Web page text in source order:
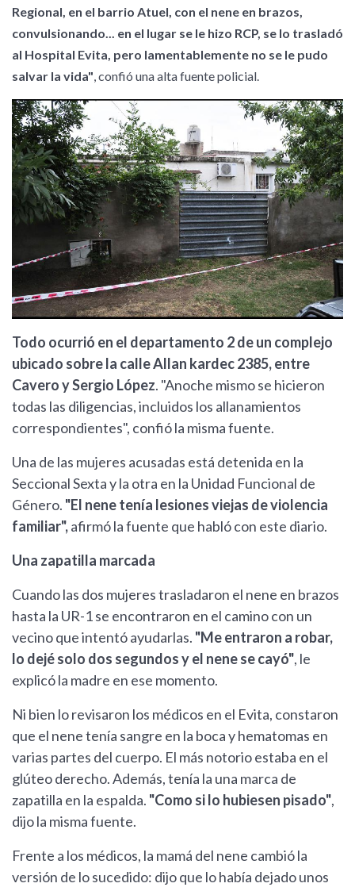
Regional, en el barrio Atuel, con el nene en brazos,
convulsionando... en el lugar se le hizo RCP, se lo trasladó
al Hospital Evita, pero lamentablemente no se le pudo
salvar la vida", confió una alta fuente policial.
Todo ocurrió en el departamento 2 de un complejo
ubicado sobre la calle Allan kardec 2385, entre
Cavero y Sergio López. "Anoche mismo se hicieron
todas las diligencias, incluidos los allanamientos
correspondientes", confió la misma fuente.
Una de las mujeres acusadas está detenida en la
Seccional Sexta y la otra en la Unidad Funcional de
Género. "El nene tenía lesiones viejas de violencia
familiar",afirmó la fuente que habló con este diario.
Una zapatilla marcada
Cuando las dos mujeres trasladaron el nene en brazos
hasta la UR-1 se encontraron en el camino con un
vecino que intentó ayudarlas. "Me entraron a robar,
lo dejé solo dos segundos y el nene se cayó", le
explicó la madre en ese momento.
Ni bien lo revisaron los médicos en el Evita, constaron
que el nene tenía sangre en la boca y hematomas en
varias partes del cuerpo. El más notorio estaba en el
glúteo derecho. Además, tenía la una marca de
zapatilla en la espalda. "Como si lo hubiesen pisado",
dijo la misma fuente.
Frente a los médicos, la mamá del nene cambió la
versión de lo sucedido: dijo que lo había dejado unos